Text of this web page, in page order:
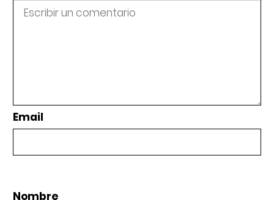
Email
Nombre